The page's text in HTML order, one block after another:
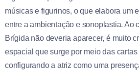
músicas e figurinos, o que elabora um
entre a ambientação e sonoplastia. Ao
Brígida não deveria aparecer, é muito
espacial que surge por meio das
configurando a atriz como uma